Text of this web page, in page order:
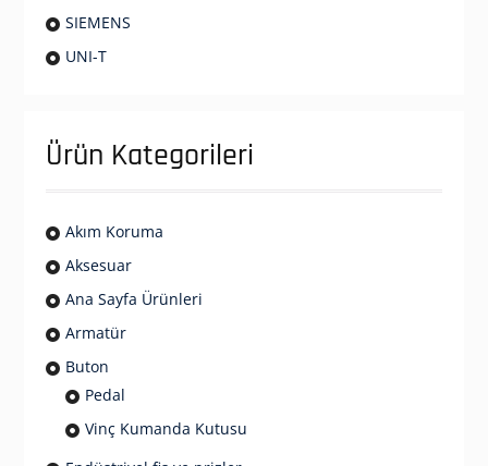
SIEMENS
UNI-T
Ürün Kategorileri
Akım Koruma
Aksesuar
Ana Sayfa Ürünleri
Armatür
Buton
Pedal
Vinç Kumanda Kutusu